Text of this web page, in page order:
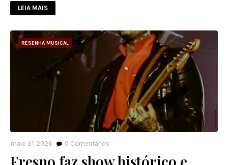
LEIA MAIS
RESENHA MUSICAL
maio 21, 2026 0 Comentários
Fresno faz show histórico e